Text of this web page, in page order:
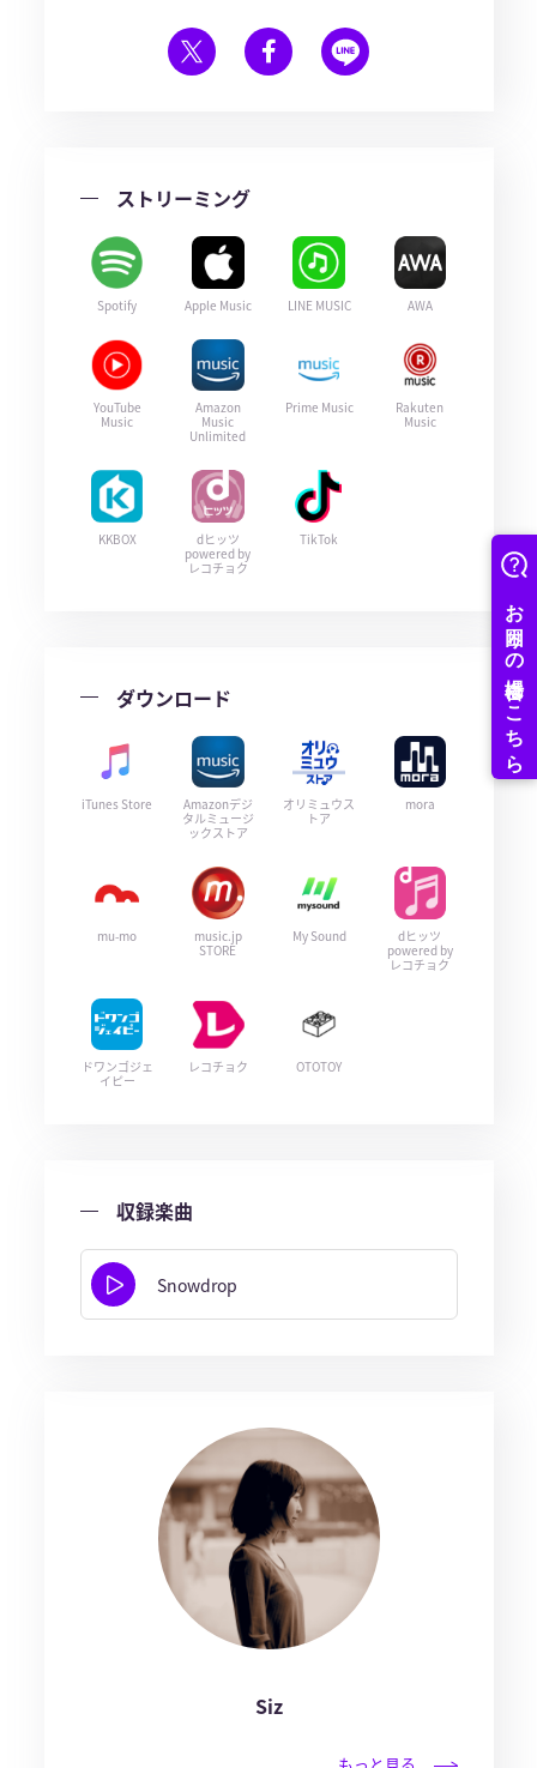
ストリーミング
Spotify Apple Music LINE MUSIC AWA
YouTube
Music
Amazon
Music
Unlimited
Prime Music
Rakuten
Music
KKBOX
dヒッツ
powered by
レコチョク
TikTok
ダウンロード
iTunes Store
Amazonデジ
タルミュージ
ックストア
オリミュウス
トア
mora
mu-mo
music.jp
STORE
My Sound
dヒッツ
powered by
レコチョク
ドワンゴジェ
イピー
レコチョク OTOTOY
収録楽曲
Snowdrop
Siz